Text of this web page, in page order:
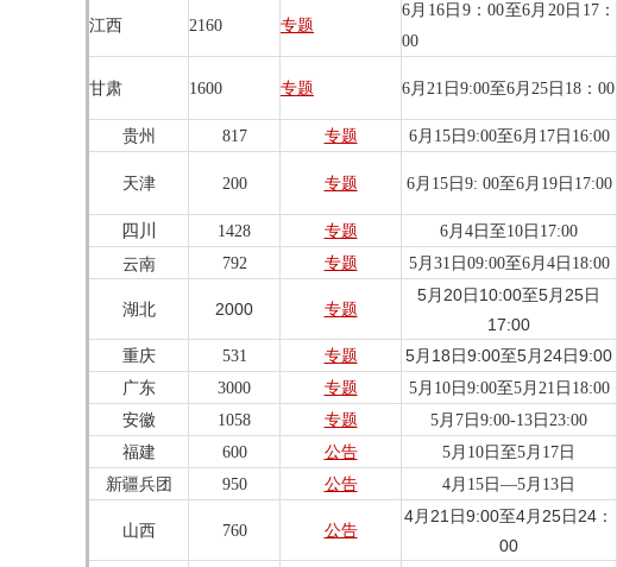
江西 2160 专题
6月16日9：00至6月20日17：
00
甘肃 1600 专题 6月21日9:00至6月25日18：00
贵州
817 专题 6月15日9:00至6月17日16:00
天津 200 专题 6月15日9: 00至6月19日17:00
四川 1428 专题 6月4日至10日17:00
云南 792 专题 5月31日09:00至6月4日18:00
湖北 2000 专题
5月20日10:00至5月25日
17:00
重庆 531 专题 5月18日9:00至5月24日9:00
广东
3000 专题 5月10日9:00至5月21日18:00
安徽
1058 专题 5月7日9:00-13日23:00
福建 600 公告 5月10日至5月17日
新疆兵团
950 公告 4月15日—5月13日
山西 760 公告
4月21日9:00至4月25日24：
00